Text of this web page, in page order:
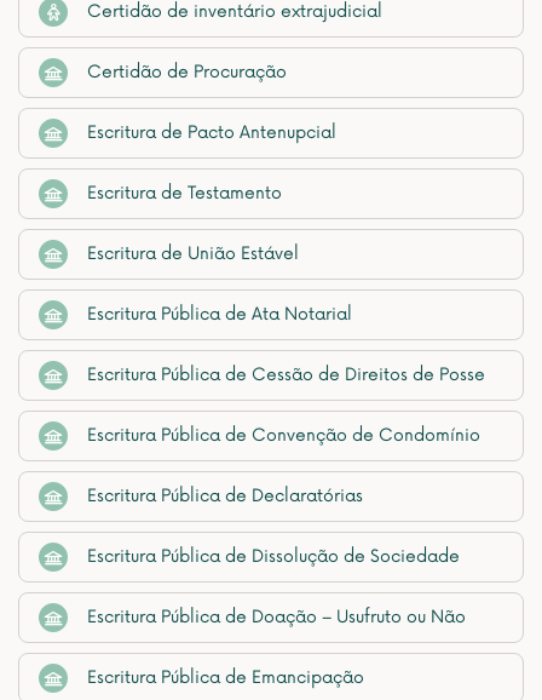
Certidão de inventário extrajudicial
Certidão de Procuração
Escritura de Pacto Antenupcial
Escritura de Testamento
Escritura de União Estável
Escritura Pública de Ata Notarial
Escritura Pública de Cessão de Direitos de Posse
Escritura Pública de Convenção de Condomínio
Escritura Pública de Declaratórias
Escritura Pública de Dissolução de Sociedade
Escritura Pública de Doação – Usufruto ou Não
Escritura Pública de Emancipação